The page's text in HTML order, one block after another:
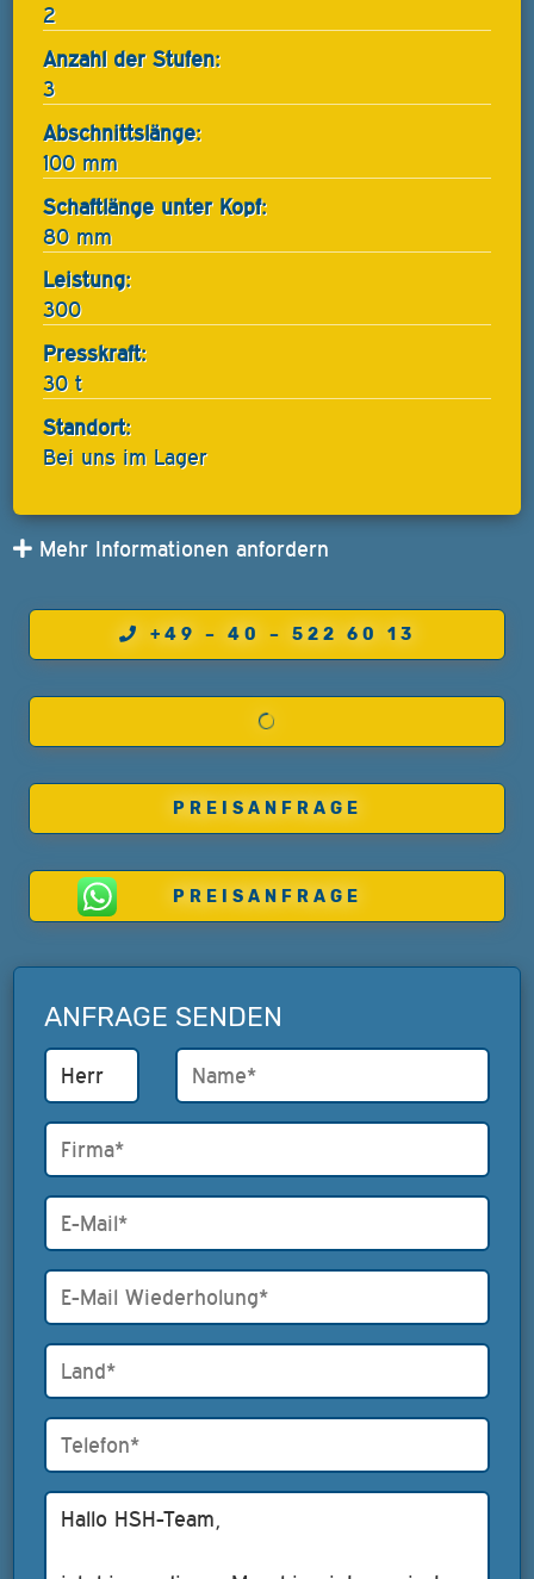
2
Anzahl der Stufen:
3
Abschnittslänge:
100 mm
Schaftlänge unter Kopf:
80 mm
Leistung:
300
Presskraft:
30 t
Standort:
Bei uns im Lager
Mehr Informationen anfordern
+49 – 40 – 522 60 13
PREISANFRAGE
PREISANFRAGE
ANFRAGE SENDEN